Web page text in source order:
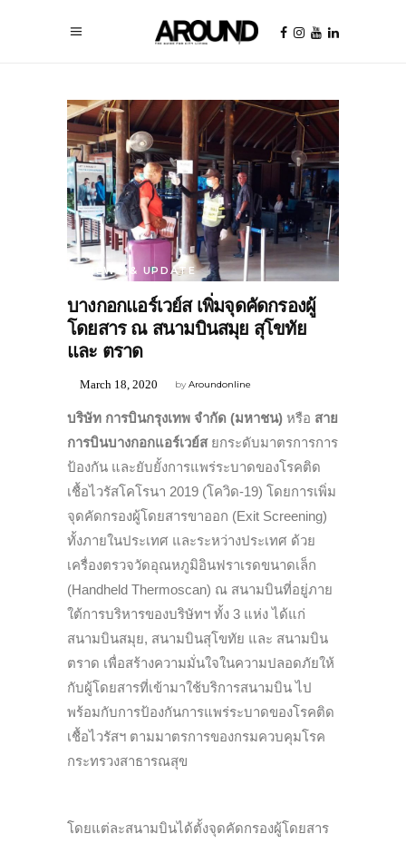
NEWS & UPDATE
บางกอกแอร์เวย์ส เพิ่มจุดคัดกรองผู้
โดยสาร ณ สนามบินสมุย สุโขทัย
และ ตราด
byAroundonline
March 18, 2020
บริษัท การบินกรุงเทพ จำกัด (มหาชน) หรือ สาย
การบินบางกอกแอร์เวย์สยกระดับมาตรการการ
ป้องกัน และยับยั้งการแพร่ระบาดของโรคติด
เชื้อไวรัสโคโรนา 2019 (โควิด-19) โดยการเพิ่ม
จุดคัดกรองผู้โดยสารขาออก (Exit Screening)
ทั้งภายในประเทศ และระหว่างประเทศ ด้วย
เครื่องตรวจวัดอุณหภูมิอินฟราเรดขนาดเล็ก
(Handheld Thermoscan) ณ สนามบินที่อยู่ภาย
ใต้การบริหารของบริษัทฯ ทั้ง 3 แห่ง ได้แก่
สนามบินสมุย, สนามบินสุโขทัย และ สนามบิน
ตราด เพื่อสร้างความมั่นใจในความปลอดภัยให้
กับผู้โดยสารที่เข้ามาใช้บริการสนามบิน ไป
พร้อมกับการป้องกันการแพร่ระบาดของโรคติด
เชื้อไวรัสฯ ตามมาตรการของกรมควบคุมโรค
กระทรวงสาธารณสุข
โดยแต่ละสนามบินได้ตั้งจุดคัดกรองผู้โดยสาร